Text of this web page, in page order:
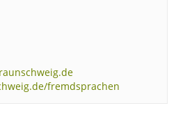
fremdsprachen